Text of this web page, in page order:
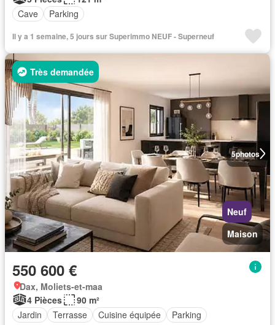
Cave
Parking
Il y a 1 semaine, 5 jours sur Superimmo NEUF - Superneuf
5photos
Très demandée
Neuf
Maison
550 600 €
Dax, Moliets-et-maa
4 Pièces
90 m²
Jardin
Terrasse Cuisine équipée Parking